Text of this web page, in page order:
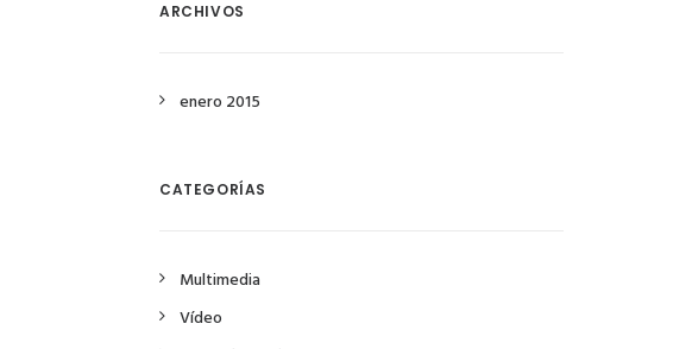
ARCHIVOS
enero 2015
CATEGORÍAS
Multimedia
Vídeo